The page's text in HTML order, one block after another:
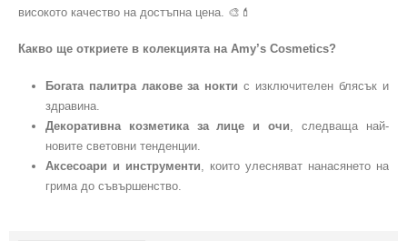
високото качество на достъпна цена. 🎨💄
Какво ще откриете в колекцията на Amy’s Cosmetics?
Богата палитра лакове за нокти с изключителен блясък и
здравина.
Декоративна козметика за лице и очи , следваща най-
новите световни тенденции.
Аксесоари и инструменти , които улесняват нанасянето на
грима до съвършенство.